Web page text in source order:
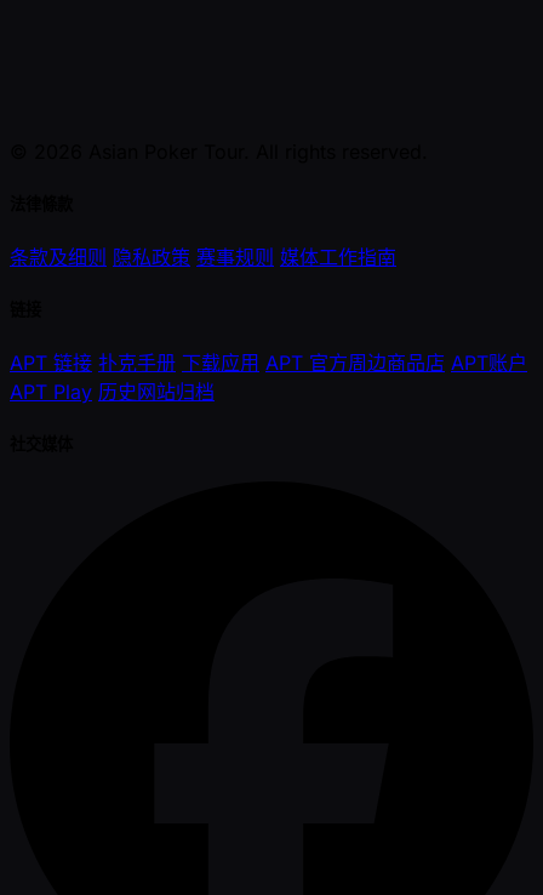
条款及细则 隐私政策 赛事规则 媒体工作指南
APT 链接 扑克手册 下载应用 APT 官方周边商品店 APT账户
APT Play 历史网站归档